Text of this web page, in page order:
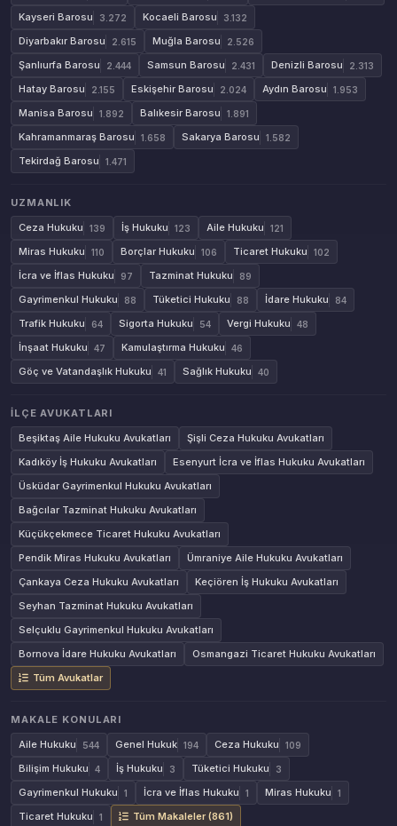
Kayseri Barosu 3.272 Kocaeli Barosu 3.132
Diyarbakır Barosu 2.615 Muğla Barosu 2.526
Şanlıurfa Barosu 2.444 Samsun Barosu 2.431 Denizli Barosu 2.313
Hatay Barosu 2.155 Eskişehir Barosu 2.024 Aydın Barosu 1.953
Manisa Barosu 1.892 Balıkesir Barosu 1.891
Kahramanmaraş Barosu 1.658 Sakarya Barosu 1.582
Tekirdağ Barosu 1.471
UZMANLIK
Ceza Hukuku
139 İş Hukuku 123 Aile Hukuku 121
Miras Hukuku 110 Borçlar Hukuku 106 Ticaret Hukuku 102
İcra ve İflas Hukuku 97 Tazminat Hukuku 89
Gayrimenkul Hukuku 88 Tüketici Hukuku 88 İdare Hukuku 84
Trafik Hukuku 64 Sigorta Hukuku 54 Vergi Hukuku 48
İnşaat Hukuku 47 Kamulaştırma Hukuku 46
Göç ve Vatandaşlık Hukuku 41 Sağlık Hukuku 40
İLÇE AVUKATLARI
Beşiktaş Aile Hukuku Avukatları
Şişli Ceza Hukuku Avukatları
Kadıköy İş Hukuku Avukatları
Esenyurt İcra ve İflas Hukuku Avukatları
Üsküdar Gayrimenkul Hukuku Avukatları
Bağcılar Tazminat Hukuku Avukatları
Küçükçekmece Ticaret Hukuku Avukatları
Pendik Miras Hukuku Avukatları
Ümraniye Aile Hukuku Avukatları
Çankaya Ceza Hukuku Avukatları
Keçiören İş Hukuku Avukatları
Seyhan Tazminat Hukuku Avukatları
Selçuklu Gayrimenkul Hukuku Avukatları
Bornova İdare Hukuku Avukatları
Osmangazi Ticaret Hukuku Avukatları
Tüm Avukatlar
MAKALE KONULARI
Aile Hukuku
544 Genel Hukuk 194 Ceza Hukuku 109
Bilişim Hukuku 4 İş Hukuku 3 Tüketici Hukuku 3
Gayrimenkul Hukuku 1 İcra ve İflas Hukuku 1 Miras Hukuku 1
Ticaret Hukuku 1 Tüm Makaleler (861)